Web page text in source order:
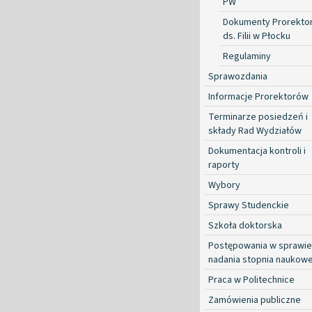
Dokumenty
ds. Filii w Płocku
Regulaminy
Sprawozdania
Informacje Prorektorów
Terminarze posiedzeń i
składy Rad Wydziałów
Dokumentacja kontroli i
raporty
Wybory
Sprawy Studenckie
Szkoła doktorska
Postępowania w sprawie
nadania stopnia
Praca w Politechnice
Zamówienia publiczne